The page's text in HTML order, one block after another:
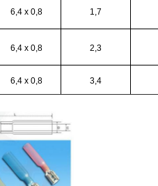
6,4 x 0,8 1,7
6,4 x 0,8 2,3
6,4 x 0,8 3,4